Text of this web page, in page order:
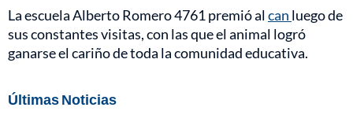
La escuela Alberto Romero 4761 premió alcan luego de
sus constantes visitas, con las que el animal logró
ganarse el cariño de toda la comunidad educativa.
Últimas Noticias